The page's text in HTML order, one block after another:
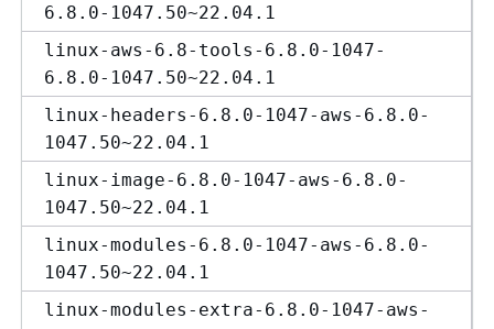
6.8.0-1047.50~22.04.1
linux-aws-6.8-tools-6.8.0-1047-
6.8.0-1047.50~22.04.1
linux-headers-6.8.0-1047-aws-6.8.0-
1047.50~22.04.1
linux-image-6.8.0-1047-aws-6.8.0-
1047.50~22.04.1
linux-modules-6.8.0-1047-aws-6.8.0-
1047.50~22.04.1
linux-modules-extra-6.8.0-1047-aws-